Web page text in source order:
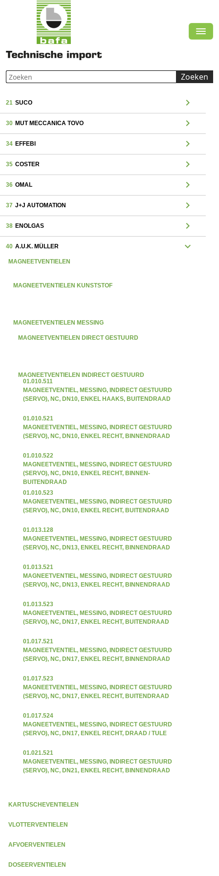
Zoeken
21 SUCO chevron_right
30 MUT MECCANICA TOVO chevron_right
34 EFFEBI chevron_right
35 COSTER chevron_right
36 OMAL chevron_right
37 J+J AUTOMATION chevron_right
38 ENOLGAS chevron_right
40 A.U.K. MÜLLER expand_more
MAGNEETVENTIELEN
MAGNEETVENTIELEN KUNSTSTOF
MAGNEETVENTIELEN MESSING
MAGNEETVENTIELEN DIRECT GESTUURD
MAGNEETVENTIELEN INDIRECT GESTUURD
01.010.511
MAGNEETVENTIEL, MESSING, INDIRECT GESTUURD
(SERVO), NC, DN10, ENKEL HAAKS, BUITENDRAAD
01.010.521
MAGNEETVENTIEL, MESSING, INDIRECT GESTUURD
(SERVO), NC, DN10, ENKEL RECHT, BINNENDRAAD
01.010.522
MAGNEETVENTIEL, MESSING, INDIRECT GESTUURD
(SERVO), NC, DN10, ENKEL RECHT, BINNEN-
BUITENDRAAD
01.010.523
MAGNEETVENTIEL, MESSING, INDIRECT GESTUURD
(SERVO), NC, DN10, ENKEL RECHT, BUITENDRAAD
01.013.128
MAGNEETVENTIEL, MESSING, INDIRECT GESTUURD
(SERVO), NC, DN13, ENKEL RECHT, BINNENDRAAD
01.013.521
MAGNEETVENTIEL, MESSING, INDIRECT GESTUURD
(SERVO), NC, DN13, ENKEL RECHT, BINNENDRAAD
01.013.523
MAGNEETVENTIEL, MESSING, INDIRECT GESTUURD
(SERVO), NC, DN17, ENKEL RECHT, BUITENDRAAD
01.017.521
MAGNEETVENTIEL, MESSING, INDIRECT GESTUURD
(SERVO), NC, DN17, ENKEL RECHT, BINNENDRAAD
01.017.523
MAGNEETVENTIEL, MESSING, INDIRECT GESTUURD
(SERVO), NC, DN17, ENKEL RECHT, BUITENDRAAD
01.017.524
MAGNEETVENTIEL, MESSING, INDIRECT GESTUURD
(SERVO), NC, DN17, ENKEL RECHT, DRAAD / TULE
01.021.521
MAGNEETVENTIEL, MESSING, INDIRECT GESTUURD
(SERVO), NC, DN21, ENKEL RECHT, BINNENDRAAD
KARTUSCHEVENTIELEN
VLOTTERVENTIELEN
AFVOERVENTIELEN
DOSEERVENTIELEN